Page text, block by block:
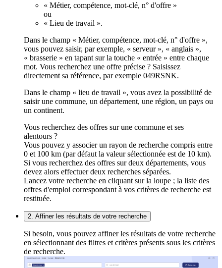
« Métier, compétence, mot-clé, n° d'offre »
ou
« Lieu de travail ».
Dans le champ « Métier, compétence, mot-clé, n° d'offre »,
vous pouvez saisir, par exemple, « serveur », « anglais »,
« brasserie » en tapant sur la touche « entrée » entre chaque
mot. Vous recherchez une offre précise ? Saisissez
directement sa référence, par exemple 049RSNK.
Dans le champ « lieu de travail », vous avez la possibilité de
saisir une commune, un département, une région, un pays ou
un continent.
Vous recherchez des offres sur une commune et ses
alentours ?
Vous pouvez y associer un rayon de recherche compris entre
0 et 100 km (par défaut la valeur sélectionnée est de 10 km).
Si vous recherchez des offres sur deux départements, vous
devez alors effectuer deux recherches séparées.
Lancez votre recherche en cliquant sur la loupe ; la liste des
offres d'emploi correspondant à vos critères de recherche est
restituée.
2. Affiner les résultats de votre recherche
Si besoin, vous pouvez affiner les résultats de votre recherche
en sélectionnant des filtres et critères présents sous les critères
de recherche.